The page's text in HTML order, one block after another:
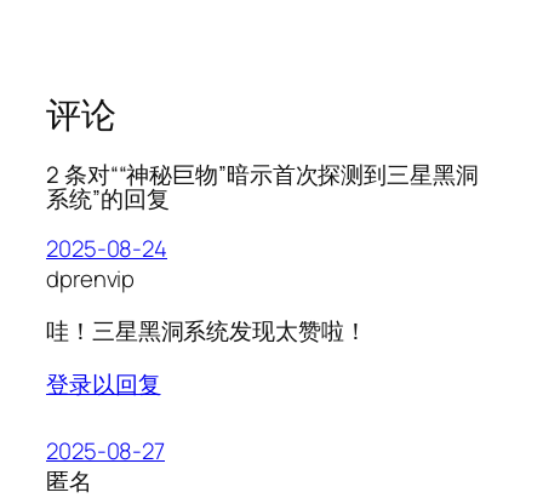
评论
2 条对““神秘巨物”暗示首次探测到三星黑洞
系统”的回复
2025-08-24
dprenvip
哇！三星黑洞系统发现太赞啦！
登录以回复
2025-08-27
匿名